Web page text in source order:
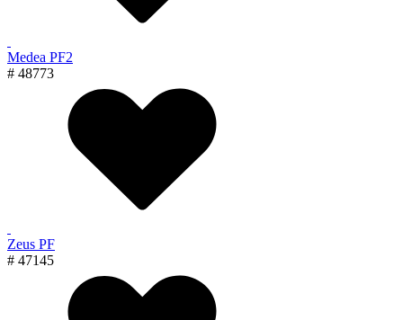
Medea PF2
# 48773
Zeus PF
# 47145